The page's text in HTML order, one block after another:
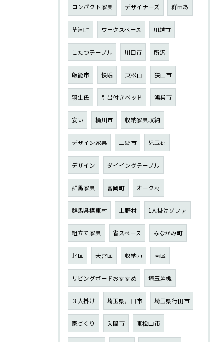
コンパクト家具 デザイナーズ 群mあ
草津町 ワークスペース 川越市
こたつテーブル 川口市 所沢
飯能市 快眠 東松山 狭山市
羽生氏 引出付きベッド 鴻巣市
安い 桶川市 収納家具収納
デザイン家具 三郷市 児玉郡
デザイン ダイイングテーブル
群馬家具 富岡町 オーク材
群馬県榛東村 上野村 1人掛けソファ
組立て家具 省スペース みなかみ町
北区 大宮区 収納力 南区
リビングボードおすすめ 埼玉岩槻
３人掛け 埼玉県川口市 埼玉県行田市
家づくり 入間市 東松山市